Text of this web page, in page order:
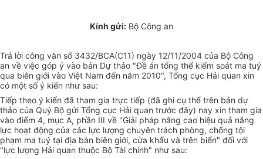
Kính gửi: Bộ Công an
Trả lời công văn số 3432/BCA(C11) ngày 12/11/2004 của Bộ Công
an về việc góp ý vào bản Dự thảo "Đề án tổng thể kiểm soát ma tuý
qua biên giới vào Việt Nam đến năm 2010", Tổng cục Hải quan xin
có một số ý kiến như sau:
Tiếp theo ý kiến đã tham gia trực tiếp (đã ghi cụ thể trên bản dự
thảo của Quý Bộ gửi Tổng cục Hải quan trước đây) nay xin tham gia
vào điểm 4, mục A, phần III về "Giải pháp nâng cao hiệu quả năng
lực hoạt động của các lực lượng chuyên trách phòng, chống tội
phạm ma tuý tại địa bàn biên giới, cửa khẩu và trên biển" đối với
"lực lượng Hải quan thuộc Bộ Tài chính" như sau: